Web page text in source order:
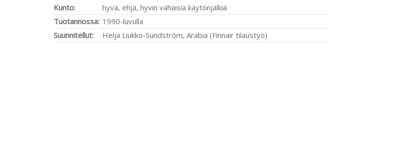
Kunto:
hyvä, ehjä, hyvin vähäisiä käytönjälkiä
Tuotannossa: 1990-luvulla
Suunnitellut:
Heljä Liukko-Sundström, Arabia (Finnair tilaustyö)